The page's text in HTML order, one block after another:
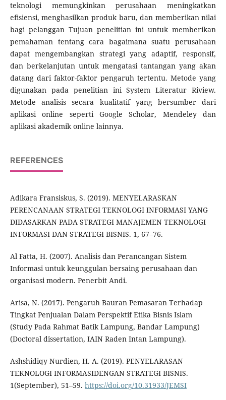
teknologi memungkinkan perusahaan meningkatkan
efisiensi, menghasilkan produk baru, dan memberikan nilai
bagi pelanggan Tujuan penelitian ini untuk memberikan
pemahaman tentang cara bagaimana suatu perusahaan
dapat mengembangkan strategi yang adaptif, responsif,
dan berkelanjutan untuk mengatasi tantangan yang akan
datang dari faktor-faktor pengaruh tertentu. Metode yang
digunakan pada penelitian ini System Literatur Riview.
Metode analisis secara kualitatif yang bersumber dari
aplikasi online seperti Google Scholar, Mendeley dan
aplikasi akademik online lainnya.
REFERENCES
Adikara Fransiskus, S. (2019). MENYELARASKAN
PERENCANAAN STRATEGI TEKNOLOGI INFORMASI YANG
DIDASARKAN PADA STRATEGI MANAJEMEN TEKNOLOGI
INFORMASI DAN STRATEGI BISNIS. 1, 67–76.
Al Fatta, H. (2007). Analisis dan Perancangan Sistem
Informasi untuk keunggulan bersaing perusahaan dan
organisasi modern. Penerbit Andi.
Arisa, N. (2017). Pengaruh Bauran Pemasaran Terhadap
Tingkat Penjualan Dalam Perspektif Etika Bisnis Islam
(Study Pada Rahmat Batik Lampung, Bandar Lampung)
(Doctoral dissertation, IAIN Raden Intan Lampung).
Ashshidiqy Nurdien, H. A. (2019). PENYELARASAN
TEKNOLOGI INFORMASIDENGAN STRATEGI BISNIS.
1(September), 51–59. https://doi.org/10.31933/JEMSI